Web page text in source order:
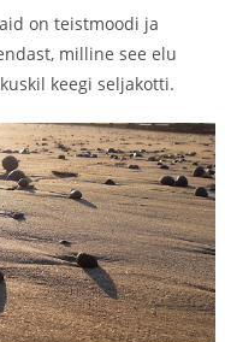
on teistmoodi ja
milline see elu
keegi seljakotti.